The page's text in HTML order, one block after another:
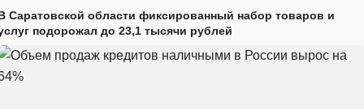
Саратовской области фиксированный набор товаров и
подорожал до 23,1 тысячи рублей